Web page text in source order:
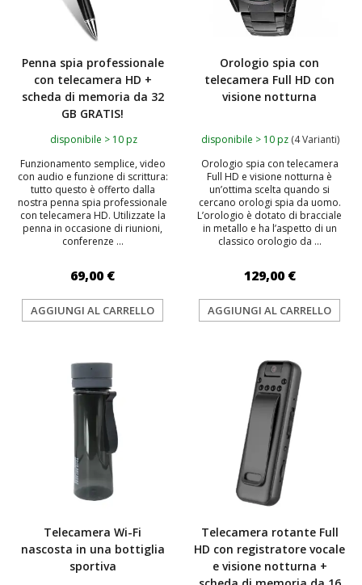
Penna spia professionale
con telecamera HD +
scheda di memoria da 32
GB GRATIS!
disponibile > 10 pz
Funzionamento semplice, video
con audio e funzione di scrittura:
tutto questo è offerto dalla
nostra penna spia professionale
con telecamera HD. Utilizzate la
penna in occasione di riunioni,
conferenze ...
69,00 €
AGGIUNGI AL CARRELLO
Orologio spia con
telecamera Full HD con
visione notturna
disponibile > 10 pz (4 Varianti)
Orologio spia con telecamera
Full HD e visione notturna è
un’ottima scelta quando si
cercano orologi spia da uomo.
L’orologio è dotato di bracciale
in metallo e ha l’aspetto di un
classico orologio da ...
129,00 €
AGGIUNGI AL CARRELLO
Telecamera Wi-Fi
nascosta in una bottiglia
sportiva
Telecamera rotante Full
HD con registratore vocale
e visione notturna +